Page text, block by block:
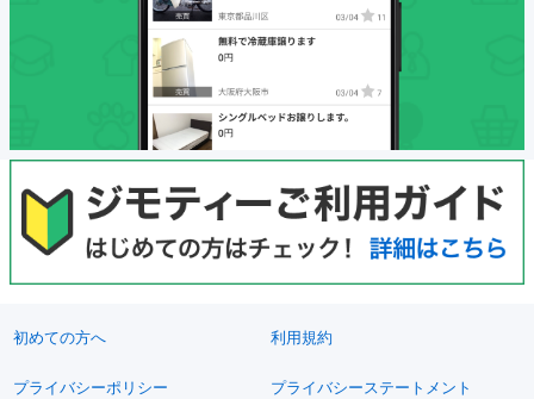
初めての方へ 利用規約
プライバシーポリシー プライバシーステートメント